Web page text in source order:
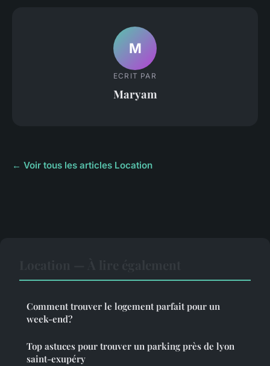
M
ECRIT PAR
Maryam
← Voir tous les articles Location
Comment trouver le logement parfait pour un
week-end?
Top astuces pour trouver un parking près de lyon
saint-exupéry